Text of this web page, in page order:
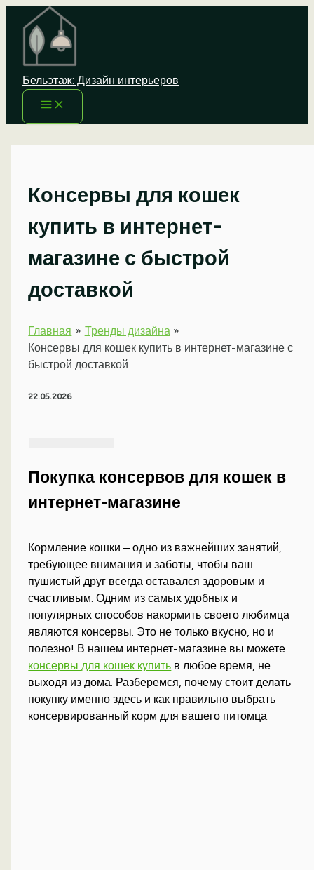
Перейти
содержимому
Бельэтаж: Дизайн интерьеров
Консервы для кошек
купить в интернет-
магазине с быстрой
доставкой
Главная
Тренды дизайна
Консервы для кошек купить в интернет-магазине с
быстрой доставкой
22.05.2026
Покупка консервов для кошек в
интернет-магазине
Кормление кошки – одно из важнейших занятий,
требующее внимания и заботы, чтобы ваш
пушистый друг всегда оставался здоровым и
счастливым. Одним из самых удобных и
популярных способов накормить своего любимца
являются консервы. Это не только вкусно, но и
полезно! В нашем интернет-магазине вы можете
консервы для кошек купить в любое время, не
выходя из дома. Разберемся, почему стоит делать
покупку именно здесь и как правильно выбрать
консервированный корм для вашего питомца.